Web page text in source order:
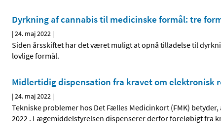
Dyrkning af cannabis til medicinske formål: tre
|24. maj 2022 |
Siden årsskiftet har det været muligt at opnå tilladelse til
lovlige formål.
Midlertidig dispensation fra kravet om elektronisk
|24. maj 2022 |
Tekniske problemer hos Det Fælles Medicinkort (FMK)
2022 . Lægemiddelstyrelsen dispenserer derfor foreløbigt fra